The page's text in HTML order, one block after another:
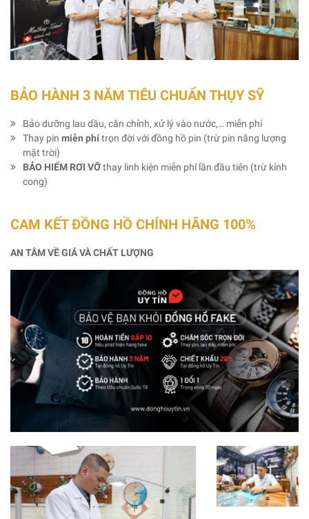
BẢO HÀNH 3 NĂM TIÊU CHUẨN THỤY SỸ
Bảo dưỡng lau dầu, căn chỉnh, xử lý vào nước,… miễn phí
Thay pin miễn phítrọn đời với đồng hồ pin (trừ pin năng lượng
mặt trời)
BẢO HIỂM RƠI VỠthay linh kiện miễn phí lần đầu tiên (trừ kính
cong)
CAM KẾT ĐỒNG HỒ CHÍNH HÃNG 100%
AN TÂM VỀ GIÁ VÀ CHẤT LƯỢNG